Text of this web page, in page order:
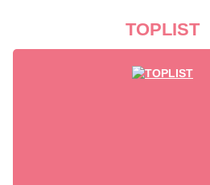
TOPLIST